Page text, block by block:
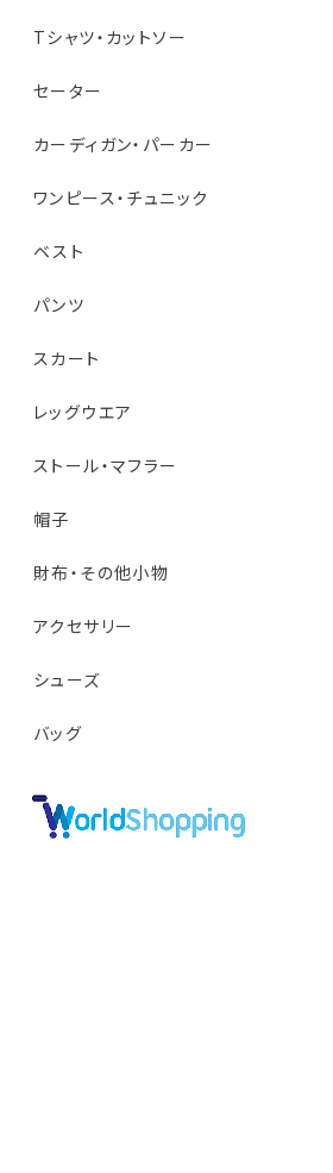
Tシャツ・カットソー
セーター
カーディガン・パーカー
ワンピース・チュニック
ベスト
パンツ
スカート
レッグウエア
ストール・マフラー
帽子
財布・その他小物
アクセサリー
シューズ
バッグ